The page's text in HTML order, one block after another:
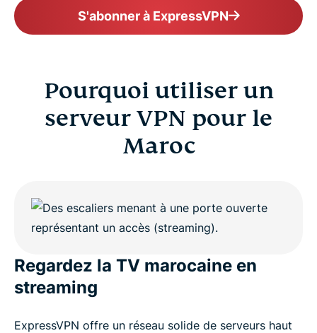
S'abonner à ExpressVPN
Pourquoi utiliser un
serveur VPN pour le
Maroc
Regardez la TV marocaine en
streaming
ExpressVPN offre un réseau solide de serveurs haut